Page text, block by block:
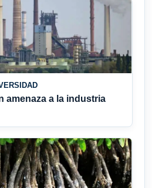
amenaza a la industria